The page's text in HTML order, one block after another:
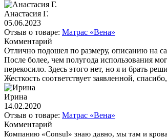
Анастасия Г.
05.06.2023
Отзыв о товаре: Матрас «Вена»
Комментарий
Отлично подошел по размеру, описанию на
После более, чем полугода использования
перекосило. Здесь этого нет, но я и брать
Жесткость соответствует заявленной,
Ирина
14.02.2020
Отзыв о товаре: Матрас «Вена»
Комментарий
Компанию «Consul» знаю давно, мы там и